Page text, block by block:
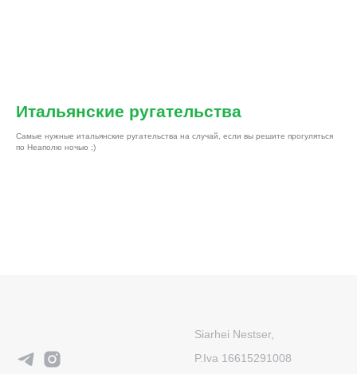
Итальянские ругательства
Самые нужные итальянские ругательства на случай, если вы решите прогуляться
по Неаполю ночью ;)
Siarhei Nestser,
P.Iva 16615291008